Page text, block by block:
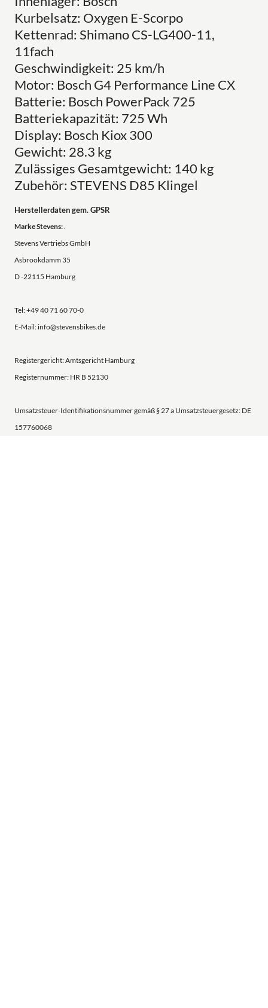
Kurbelsatz: Oxygen E-Scorpo
Kettenrad: Shimano CS-LG400-11,
11fach
Geschwindigkeit: 25 km/h
Motor: Bosch G4 Performance Line CX
Batterie: Bosch PowerPack 725
Batteriekapazität: 725 Wh
Display: Bosch Kiox 300
Gewicht: 28.3 kg
Zulässiges Gesamtgewicht: 140 kg
Zubehör: STEVENS D85 Klingel
Herstellerdaten gem. GPSR
Marke Stevens:.
Stevens Vertriebs GmbH
Asbrookdamm 35
D -22115 Hamburg
Tel: +49 40 71 60 70-0
E-Mail: info@stevensbikes.de
Registergericht: Amtsgericht Hamburg
Registernummer: HR B 52130
Umsatzsteuer-Identifikationsnummer gemäß § 27 a Umsatzsteuergesetz: DE
157760068